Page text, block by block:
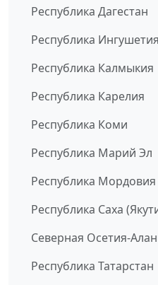
Республика Дагестан
Республика Ингушетия
Республика Калмыкия
Республика Карелия
Республика Коми
Республика Марий Эл
Республика Мордовия
Республика Саха
Северная Осетия-
Республика Татарстан